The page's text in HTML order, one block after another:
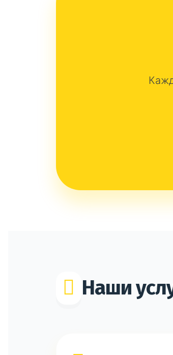
Наши